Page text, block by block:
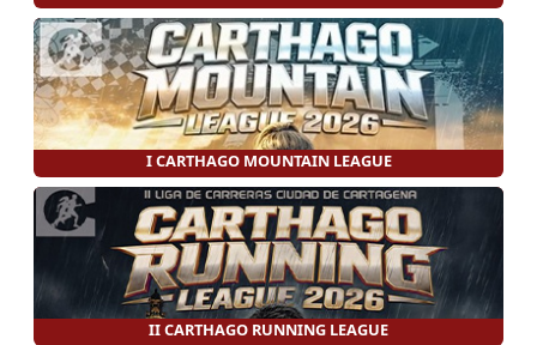
I CARTHAGO MOUNTAIN LEAGUE
II CARTHAGO RUNNING LEAGUE